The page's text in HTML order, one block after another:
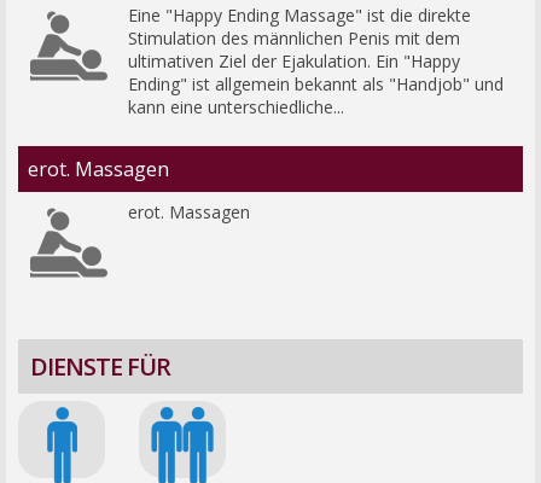
Eine "Happy Ending Massage" ist die direkte
Stimulation des männlichen Penis mit dem
ultimativen Ziel der Ejakulation. Ein "Happy
Ending" ist allgemein bekannt als "Handjob" und
kann eine unterschiedliche...
erot. Massagen
erot. Massagen
DIENSTE FÜR